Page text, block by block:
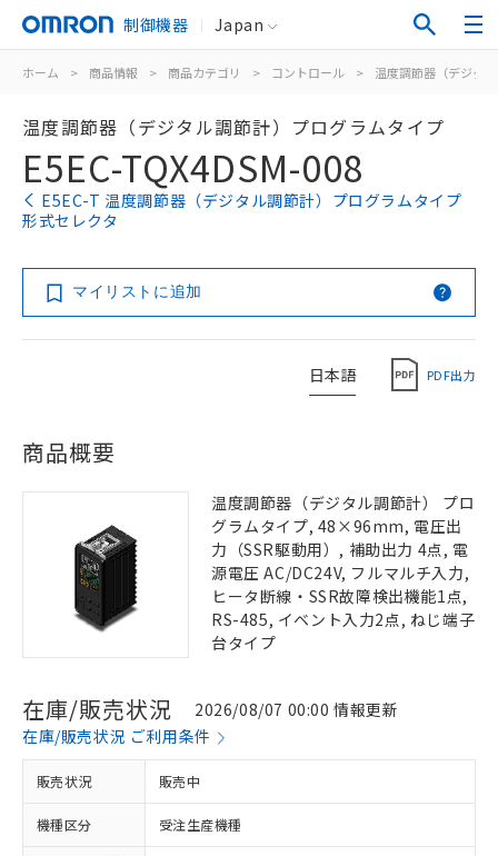
制御機器 Japan
ホーム > 商品情報 > 商品カテゴリ > コントロール > 温度調節器（デジタ
温度調節器（デジタル調節計）プログラムタイプ
E5EC-TQX4DSM-008
E5EC-T 温度調節器（デジタル調節計）プログラムタイプ
形式セレクタ
マイリストに追加
日本語 PDF出力
商品概要
温度調節器（デジタル調節計） プロ
グラムタイプ, 48×96mm, 電圧出
力（SSR駆動用）, 補助出力 4点, 電
源電圧 AC/DC24V, フルマルチ入力,
ヒータ断線・SSR故障検出機能1点,
RS-485, イベント入力2点, ねじ端子
台タイプ
在庫/販売状況
2026/08/07 00:00 情報更新
在庫/販売状況 ご利用条件
販売状況 販売中
機種区分 受注生産機種